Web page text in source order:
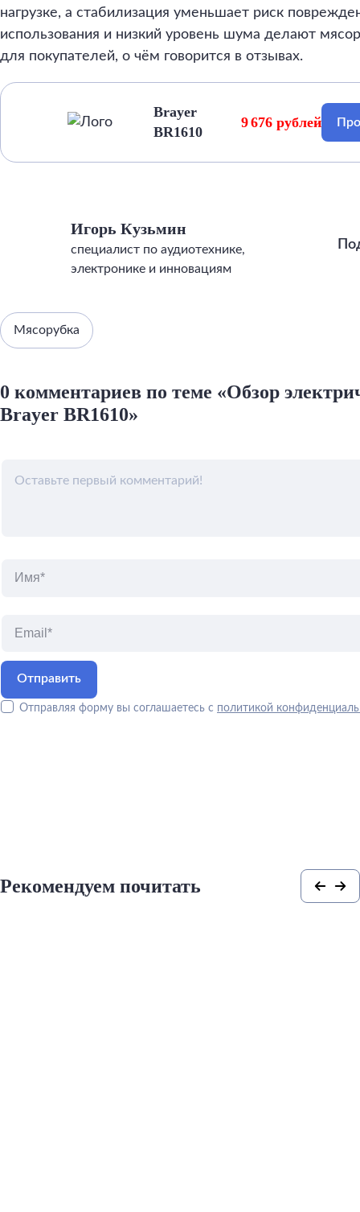
нагрузке, а стабилизация уменьшает риск
использования и низкий уровень шума делают
для покупателей, о чём говорится в отзывах.
Brayer
BR1610
9 676 рублей
Игорь Кузьмин
специалист по аудиотехнике,
электронике и инновациям
Мясорубка
0 комментариев по теме «Обзор
Brayer BR1610»
Отправляя форму вы соглашаетесь с политикой
Рекомендуем почитать